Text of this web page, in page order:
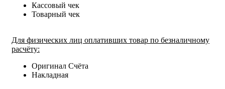
Кассовый чек
Товарный чек
Для физических лиц оплативших товар по безналичному
расчёту:
Оригинал Счёта
Накладная